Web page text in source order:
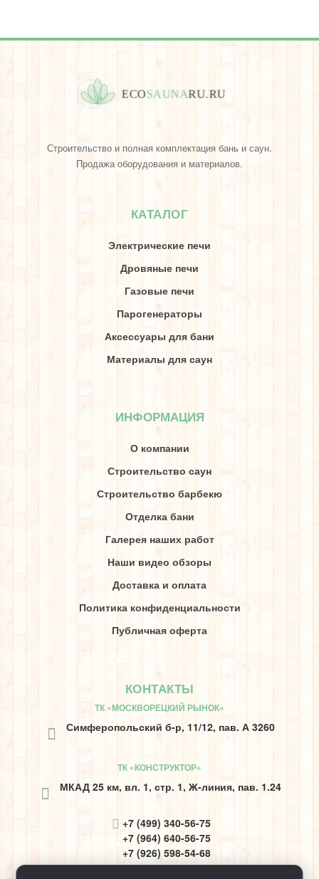
ECOSAUNARU.RU
Строительство и полная комплектация бань и саун.
Продажа оборудования и материалов.
КАТАЛОГ
Электрические печи
Дровяные печи
Газовые печи
Парогенераторы
Аксессуары для бани
Материалы для саун
ИНФОРМАЦИЯ
О компании
Строительство саун
Строительство барбекю
Отделка бани
Галерея наших работ
Наши видео обзоры
Доставка и оплата
Политика конфиденциальности
Публичная оферта
КОНТАКТЫ
ТК «МОСКВОРЕЦКИЙ РЫНОК»
Симферопольский б-р, 11/12, пав. А 3260
ТК «КОНСТРУКТОР»
МКАД 25 км, вл. 1, стр. 1, Ж-линия, пав. 1.24
+7 (499) 340-56-75
+7 (964) 640-56-75
+7 (926) 598-54-68